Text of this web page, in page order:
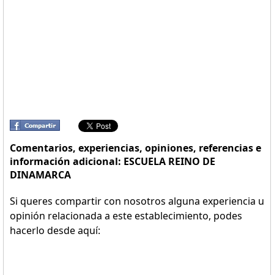
Comentarios, experiencias, opiniones, referencias e
información adicional: ESCUELA REINO DE
DINAMARCA
Si queres compartir con nosotros alguna experiencia u
opinión relacionada a este establecimiento, podes
hacerlo desde aquí: